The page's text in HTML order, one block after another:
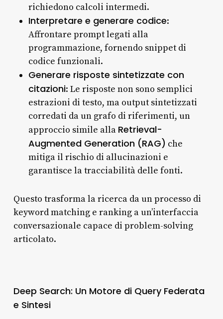
richiedono calcoli intermedi.
Interpretare e generare codice:
Affrontare prompt legati alla
programmazione, fornendo snippet di
codice funzionali.
Generare risposte sintetizzate con
citazioni: Le risposte non sono semplici
estrazioni di testo, ma output sintetizzati
corredati da un grafo di riferimenti, un
approccio simile alla Retrieval-
Augmented Generation (RAG) che
mitiga il rischio di allucinazioni e
garantisce la tracciabilità delle fonti.
Questo trasforma la ricerca da un processo di
keyword matching e ranking a un’interfaccia
conversazionale capace di problem-solving
articolato.
Deep Search: Un Motore di Query Federata
e Sintesi